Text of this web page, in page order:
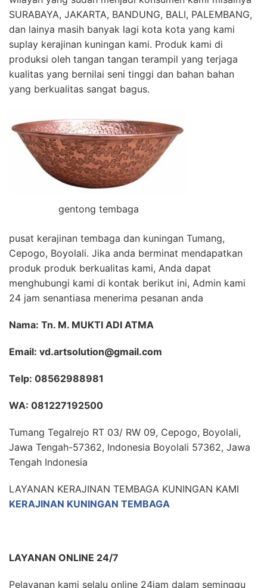
SURABAYA, JAKARTA, BANDUNG, BALI, PALEMBANG,
dan lainya masih banyak lagi kota kota yang kami
suplay kerajinan kuningan kami. Produk kami di
produksi oleh tangan tangan terampil yang terjaga
kualitas yang bernilai seni tinggi dan bahan bahan
yang berkualitas sangat bagus.
gentong tembaga
pusat kerajinan tembaga dan kuningan Tumang,
Cepogo, Boyolali. Jika anda berminat mendapatkan
produk produk berkualitas kami, Anda dapat
menghubungi kami di kontak berikut ini, Admin kami
24 jam senantiasa menerima pesanan anda
Nama: Tn. M. MUKTI ADI ATMA
Email: vd.artsolution@gmail.com
Telp: 08562988981
WA: 081227192500
Tumang Tegalrejo RT 03/ RW 09, Cepogo, Boyolali,
Jawa Tengah-57362, Indonesia Boyolali 57362, Jawa
Tengah Indonesia
LAYANAN KERAJINAN TEMBAGA KUNINGAN KAMI
KERAJINAN KUNINGAN TEMBAGA
LAYANAN ONLINE 24/7
Pelayanan kami selalu online 24jam dalam seminggu